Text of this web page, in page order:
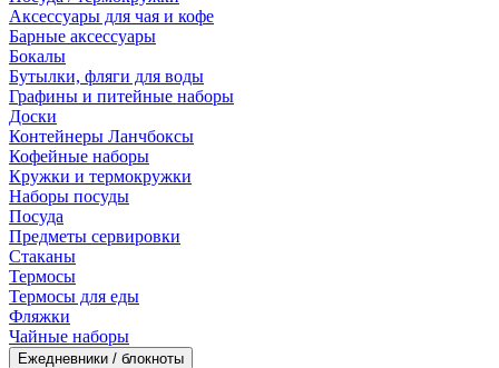
Аксессуары для чая и кофе
Барные аксессуары
Бокалы
Бутылки, фляги для воды
Графины и питейные наборы
Доски
Контейнеры Ланчбоксы
Кофейные наборы
Кружки и термокружки
Наборы посуды
Посуда
Предметы сервировки
Стаканы
Термосы
Термосы для еды
Фляжки
Чайные наборы
Ежедневники / блокноты